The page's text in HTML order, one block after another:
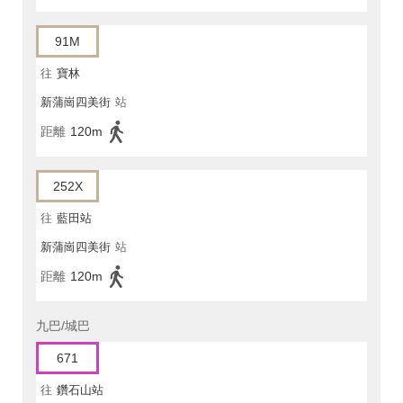
91M
往 寶林
新蒲崗四美街 站
距離 120m
252X
往 藍田站
新蒲崗四美街 站
距離 120m
九巴/城巴
671
往 鑽石山站